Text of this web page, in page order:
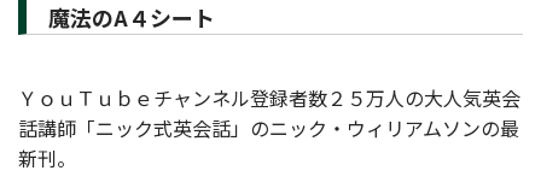
魔法のA４シート
ＹｏｕＴｕｂｅチャンネル登録者数２５万人の大人気英会
話講師「ニック式英会話」のニック・ウィリアムソンの最
新刊。